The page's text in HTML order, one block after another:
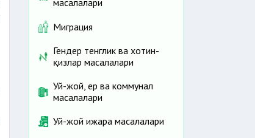
масалалари
Миграция
Гендер тенглик ва хотин-
қизлар масалалари
Уй-жой, ер ва коммунал
масалалари
Уй-жой ижара масалалари